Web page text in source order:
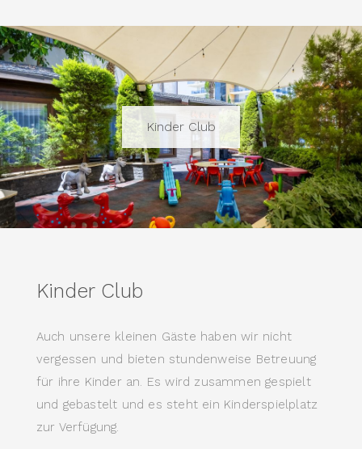
Kinder Club
Kinder Club
Auch unsere kleinen Gäste haben wir nicht
vergessen und bieten stundenweise Betreuung
für ihre Kinder an. Es wird zusammen gespielt
und gebastelt und es steht ein Kinderspielplatz
zur Verfügung.